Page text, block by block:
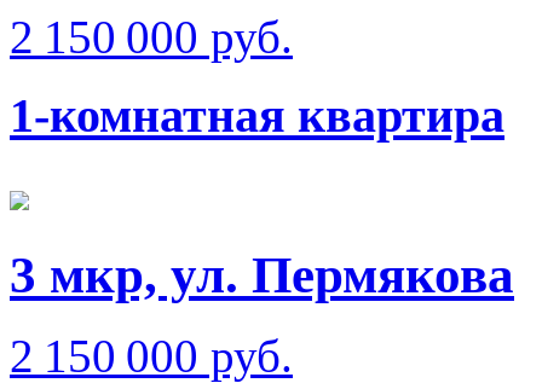
2 150 000 руб.
1-комнатная квартира
3 мкр, ул. Пермякова
2 150 000 руб.